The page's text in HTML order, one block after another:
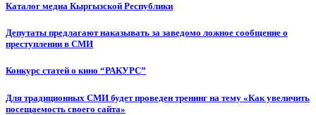
Каталог медиа Кыргызской Республики
Депутаты предлагают наказывать за заведомо ложное сообщение о
преступлении в СМИ
Конкурс статей о кино “РАКУРС”
Для традиционных СМИ будет проведен тренинг на тему «Как увеличить
посещаемость своего сайта»